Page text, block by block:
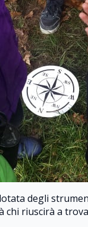
degli
riuscirà a